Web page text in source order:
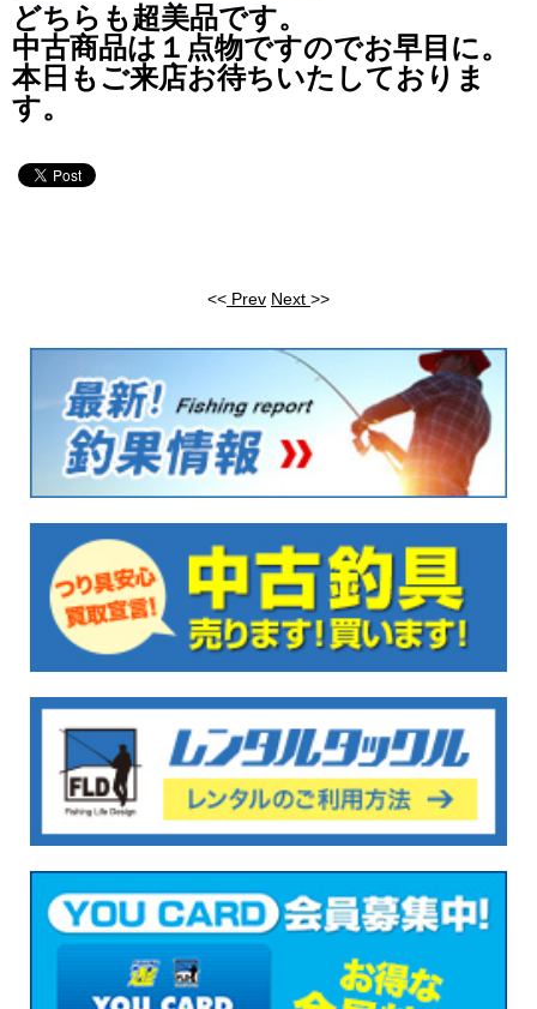
どちらも超美品です。
中古商品は１点物ですのでお早目に。
本日もご来店お待ちいたしておりま
す。
<< Prev Next >>